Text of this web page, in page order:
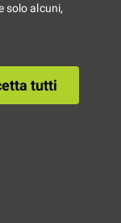
per
solo alcuni,
tutti